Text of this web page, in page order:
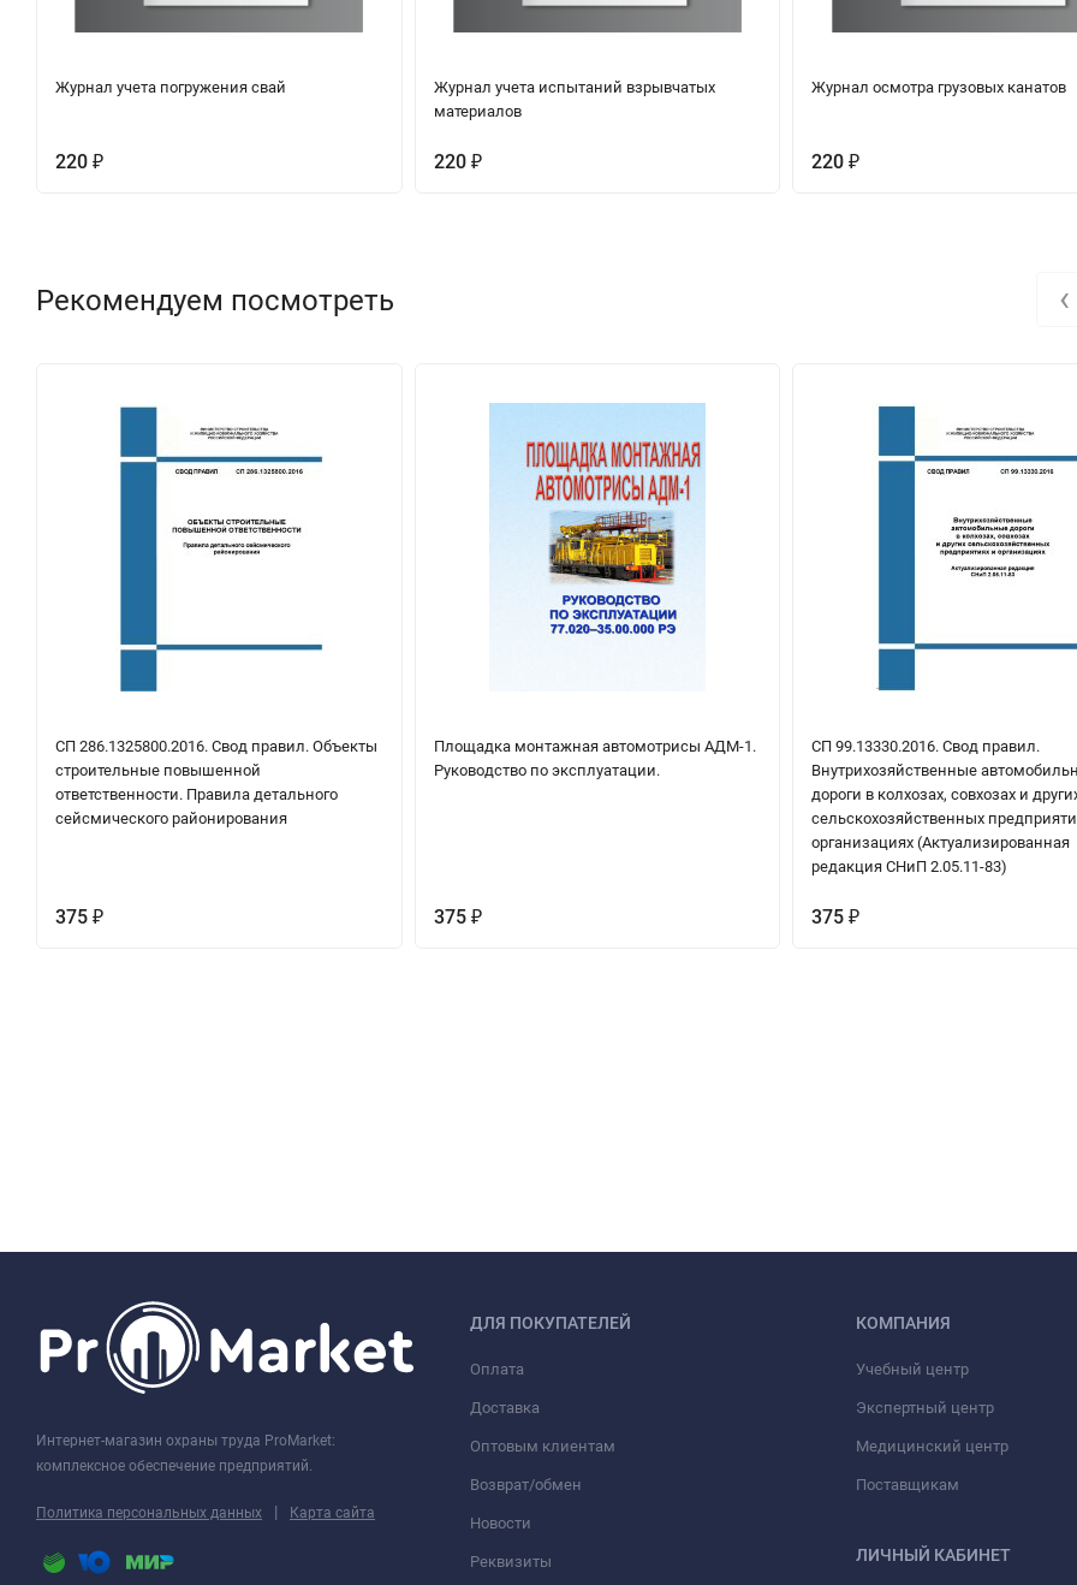
Журнал учета погружения свай
220 ₽
Журнал учета испытаний взрывчатых
материалов
220 ₽
Журнал осмотра грузовых канатов
220₽
Рекомендуем посмотреть
СП 286.1325800.2016. Свод правил. Объекты
строительные повышенной
ответственности. Правила детального
сейсмического районирования
375 ₽
Площадка монтажная автомотрисы АДМ-1.
Руководство по эксплуатации.
375 ₽
СП 99.13330.2016. Свод правил.
Внутрихозяйственные
дороги в колхозах, совхозах и
сельскохозяйственных
организациях (Актуализированная
редакция СНиП 2.05.11-83)
375₽
‹
Интернет-магазин охраны труда ProMarket:
комплексное обеспечение предприятий.
Политика персональных данных | Карта сайта
ДЛЯ ПОКУПАТЕЛЕЙ
Оплата
Доставка
Оптовым клиентам
Возврат/обмен
Новости
Реквизиты
КОМПАНИЯ
Учебный центр
Экспертный центр
Медицинский центр
Поставщикам
ЛИЧНЫЙ КАБИНЕТ